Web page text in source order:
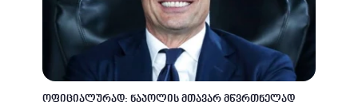
ოფიციალურად: ნაპოლის მთავარ მწვრთნელად